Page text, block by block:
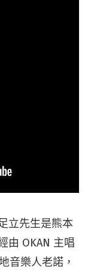
立先生是熊本
由 OKAN 主唱
音樂人老諾，